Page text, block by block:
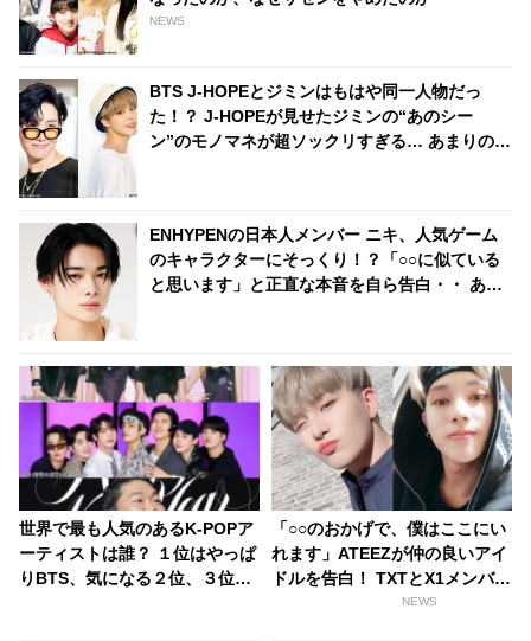
NEWS
BTS J-HOPEとジミンはもはや同一人物だっ
た！？ J-HOPEが見せたジミンの“あのシー
ン”のモノマネが超ソックリすぎる… あまりの再
ENHYPENの日本人メンバー ニキ、人気ゲーム
のキャラクターにそっくり！？「○○に似ている
と思います」と正直な本音を自ら告白・・ あま
世界で最も人気のあるK-POPア
ーティストは誰？ １位はやっぱ
りBTS、気になる２位、３位
「○○のおかげで、僕はここにい
れます」ATEEZが仲の良いアイ
ドルを告白！ TXTとX1メンバー
との意外な親交にビックリ
NEWS